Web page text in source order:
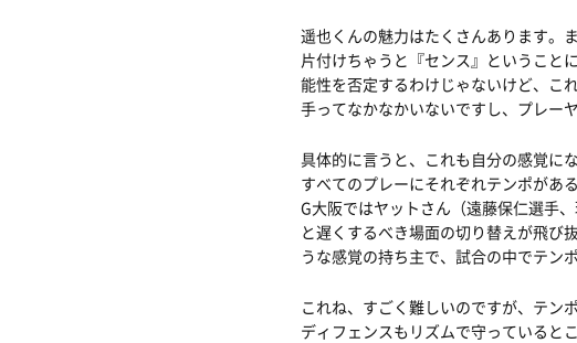
遥也くんの魅力はたくさんあります。
片付けちゃうと『センス』ということ
能性を否定するわけじゃないけど、こ
手ってなかなかいないですし、プレー
具体的に言うと、これも自分の感覚に
すべてのプレーにそれぞれテンポがあ
G大阪ではヤットさん（遠藤保仁選手
と遅くするべき場面の切り替えが飛び
うな感覚の持ち主で、試合の中でテン
これね、すごく難しいのですが、テン
ディフェンスもリズムで守っていると